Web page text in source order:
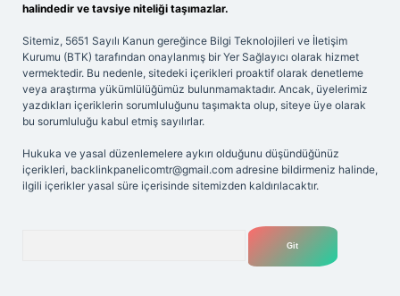
halindedir ve tavsiye niteliği taşımazlar.
Sitemiz, 5651 Sayılı Kanun gereğince Bilgi Teknolojileri ve İletişim
Kurumu (BTK) tarafından onaylanmış bir Yer Sağlayıcı olarak hizmet
vermektedir. Bu nedenle, sitedeki içerikleri proaktif olarak denetleme
veya araştırma yükümlülüğümüz bulunmamaktadır. Ancak, üyelerimiz
yazdıkları içeriklerin sorumluluğunu taşımakta olup, siteye üye olarak
bu sorumluluğu kabul etmiş sayılırlar.
Hukuka ve yasal düzenlemelere aykırı olduğunu düşündüğünüz
içerikleri, backlinkpanelicomtr@gmail.com adresine bildirmeniz halinde,
ilgili içerikler yasal süre içerisinde sitemizden kaldırılacaktır.